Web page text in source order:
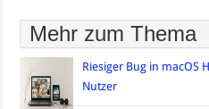
Mehr zum Thema
Riesiger Bug in macOS
Nutzer